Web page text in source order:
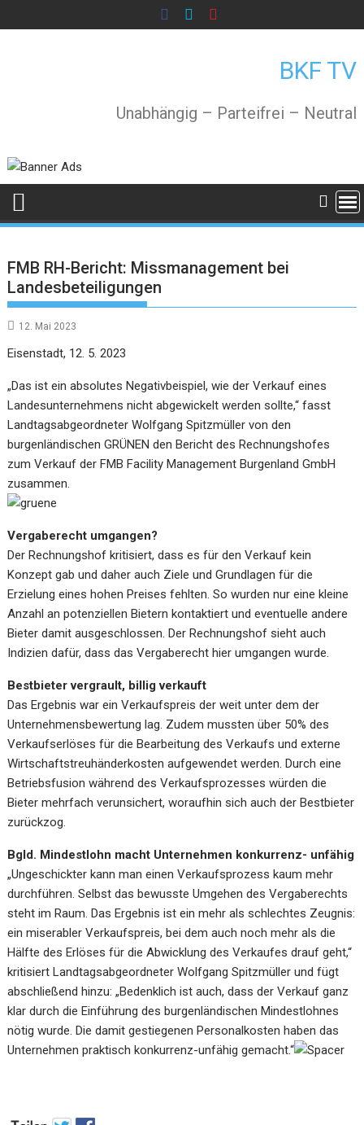
to
BKF TV
Unabhängig – Parteifrei – Neutral
FMB RH-Bericht: Missmanagement bei
Landesbeteiligungen
12. Mai 2023
Eisenstadt, 12. 5. 2023
„Das ist ein absolutes Negativbeispiel, wie der Verkauf eines
Landesunternehmens nicht abgewickelt werden sollte,“ fasst
Landtagsabgeordneter Wolfgang Spitzmüller von den
burgenländischen GRÜNEN den Bericht des Rechnungshofes
zum Verkauf der FMB Facility Management Burgenland GmbH
zusammen.
Vergaberecht umgangen?
Der Rechnungshof kritisiert, dass es für den Verkauf kein
Konzept gab und daher auch Ziele und Grundlagen für die
Erzielung eines hohen Preises fehlten. So wurden nur eine kleine
Anzahl an potenziellen Bietern kontaktiert und eventuelle andere
Bieter damit ausgeschlossen. Der Rechnungshof sieht auch
Indizien dafür, dass das Vergaberecht hier umgangen wurde.
Bestbieter vergrault, billig verkauft
Das Ergebnis war ein Verkaufspreis der weit unter dem der
Unternehmensbewertung lag. Zudem mussten über 50% des
Verkaufserlöses für die Bearbeitung des Verkaufs und externe
Wirtschaftstreuhänderkosten aufgewendet werden. Durch eine
Betriebsfusion während des Verkaufsprozesses würden die
Bieter mehrfach verunsichert, woraufhin sich auch der Bestbieter
zurückzog.
Bgld. Mindestlohn macht Unternehmen konkurrenz- unfähig
„Ungeschickter kann man einen Verkaufsprozess kaum mehr
durchführen. Selbst das bewusste Umgehen des Vergaberechts
steht im Raum. Das Ergebnis ist ein mehr als schlechtes Zeugnis:
ein miserabler Verkaufspreis, bei dem auch noch mehr als die
Hälfte des Erlöses für die Abwicklung des Verkaufes drauf geht,“
kritisiert Landtagsabgeordneter Wolfgang Spitzmüller und fügt
abschließend hinzu: „Bedenklich ist auch, dass der Verkauf ganz
klar durch die Einführung des burgenländischen Mindestlohnes
nötig wurde. Die damit gestiegenen Personalkosten haben das
Unternehmen praktisch konkurrenz-unfähig gemacht.“